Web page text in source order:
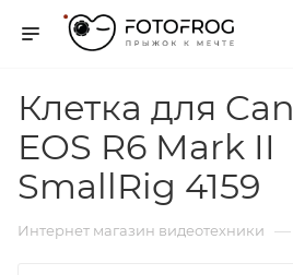
Клетка для
EOS R6 Mark II
SmallRig 4159
Интернет магазин видеотехники —